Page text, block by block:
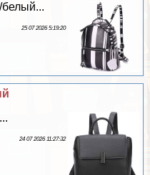
25 07 2026 5:19:20
24 07 2026 11:27:32